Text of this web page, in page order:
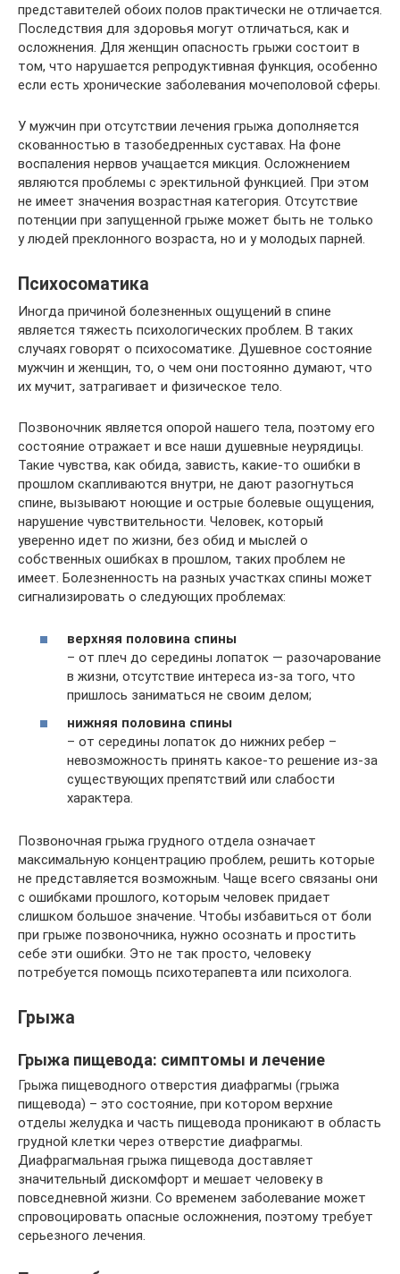
представителей обоих полов практически не отличается.
Последствия для здоровья могут отличаться, как и
осложнения. Для женщин опасность грыжи состоит в
том, что нарушается репродуктивная функция, особенно
если есть хронические заболевания мочеполовой сферы.
У мужчин при отсутствии лечения грыжа дополняется
скованностью в тазобедренных суставах. На фоне
воспаления нервов учащается микция. Осложнением
являются проблемы с эректильной функцией. При этом
не имеет значения возрастная категория. Отсутствие
потенции при запущенной грыже может быть не только
у людей преклонного возраста, но и у молодых парней.
Психосоматика
Иногда причиной болезненных ощущений в спине
является тяжесть психологических проблем. В таких
случаях говорят о психосоматике. Душевное состояние
мужчин и женщин, то, о чем они постоянно думают, что
их мучит, затрагивает и физическое тело.
Позвоночник является опорой нашего тела, поэтому его
состояние отражает и все наши душевные неурядицы.
Такие чувства, как обида, зависть, какие-то ошибки в
прошлом скапливаются внутри, не дают разогнуться
спине, вызывают ноющие и острые болевые ощущения,
нарушение чувствительности. Человек, который
уверенно идет по жизни, без обид и мыслей о
собственных ошибках в прошлом, таких проблем не
имеет. Болезненность на разных участках спины может
сигнализировать о следующих проблемах:
верхняя половина спины
– от плеч до середины лопаток — разочарование
в жизни, отсутствие интереса из-за того, что
пришлось заниматься не своим делом;
нижняя половина спины
– от середины лопаток до нижних ребер –
невозможность принять какое-то решение из-за
существующих препятствий или слабости
характера.
Позвоночная грыжа грудного отдела означает
максимальную концентрацию проблем, решить которые
не представляется возможным. Чаще всего связаны они
с ошибками прошлого, которым человек придает
слишком большое значение. Чтобы избавиться от боли
при грыже позвоночника, нужно осознать и простить
себе эти ошибки. Это не так просто, человеку
потребуется помощь психотерапевта или психолога.
Грыжа
Грыжа пищевода: симптомы и лечение
Грыжа пищеводного отверстия диафрагмы (грыжа
пищевода) – это состояние, при котором верхние
отделы желудка и часть пищевода проникают в область
грудной клетки через отверстие диафрагмы.
Диафрагмальная грыжа пищевода доставляет
значительный дискомфорт и мешает человеку в
повседневной жизни. Со временем заболевание может
спровоцировать опасные осложнения, поэтому требует
серьезного лечения.